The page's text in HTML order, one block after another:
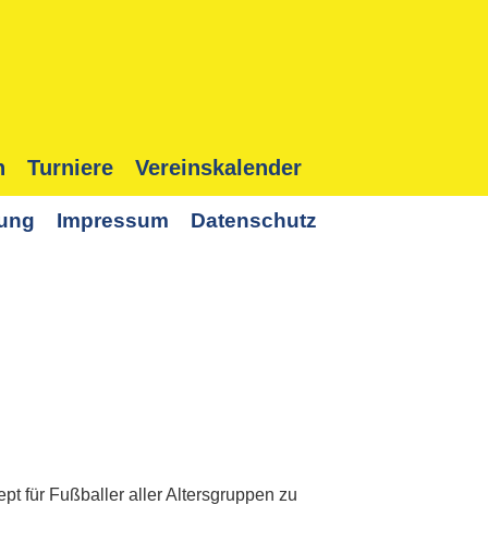
Turniere Vereinskalender
Impressum Datenschutz
für Fußballer aller Altersgruppen zu